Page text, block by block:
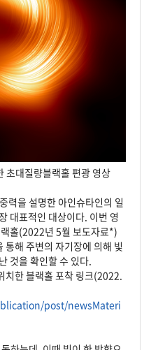
초대질량블랙홀 편광 영상
력을 설명한 아인슈타인의 일
대표적인 대상이다. 이번 영
홀(2022년 5월 보도자료*)
통해 주변의 자기장에 의해 빛
것을 확인할 수 있다.
치한 블랙홀 포착 링크(2022.
post/newsMateri